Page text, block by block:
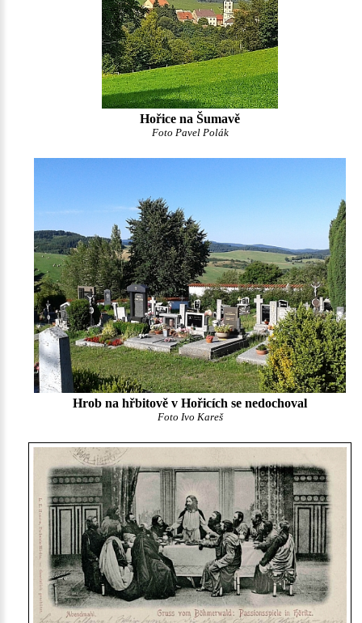
Hořice na Šumavě
Foto Pavel Polák
Hrob na hřbitově v Hořicích se nedochoval
Foto Ivo Kareš